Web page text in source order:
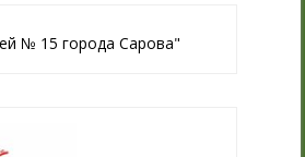
№ 15 города Сарова"